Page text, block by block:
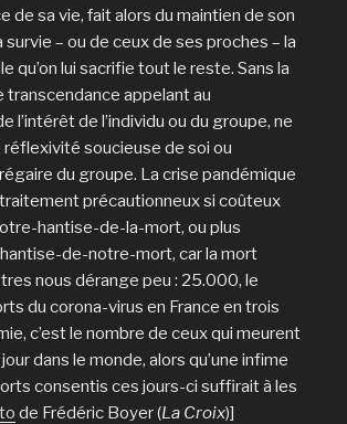
de sa vie, fait alors du maintien de son
– ou de ceux de ses proches – la
qu’on lui sacrifie tout le reste. Sans la
transcendance appelant au
l’intérêt de l’individu ou du groupe, ne
réflexivité soucieuse de soi ou
du groupe. La crise pandémique
précautionneux si coûteux
hantise-de-la-mort, ou plus
de-notre-mort, car la mort
nous dérange peu : 25.000, le
du corona-virus en France en trois
c’est le nombre de ceux qui meurent
dans le monde, alors qu’une infime
consentis ces jours-ci suffirait à les
de Frédéric Boyer (La Croix)]